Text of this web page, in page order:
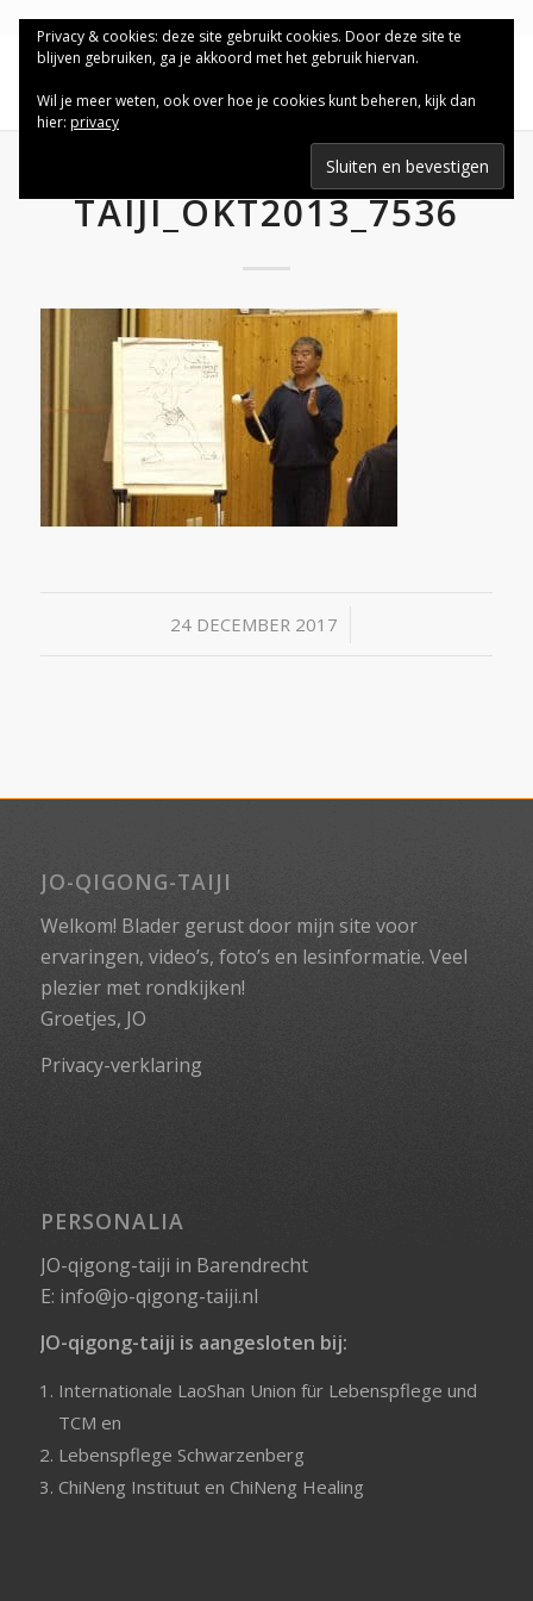
TAIJI_OKT2013_7536
24 DECEMBER 2017
/
JO-QIGONG-TAIJI
Welkom! Blader gerust door mijn site voor
ervaringen, video’s, foto’s en lesinformatie. Veel
plezier met rondkijken!
Groetjes, JO
Privacy-verklaring
PERSONALIA
JO-qigong-taiji in Barendrecht
E: info@jo-qigong-taiji.nl
JO-qigong-taiji is aangesloten bij:
Internationale LaoShan Union für Lebenspflege und
TCM en
Lebenspflege Schwarzenberg
ChiNeng Instituuten ChiNeng Healing
Privacy & cookies: deze site gebruikt cookies. Door deze site te
blijven gebruiken, ga je akkoord met het gebruik hiervan.
Wil je meer weten, ook over hoe je cookies kunt beheren, kijk dan
hier: privacy